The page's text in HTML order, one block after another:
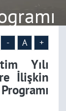
- A +
Yılı
İlişkin